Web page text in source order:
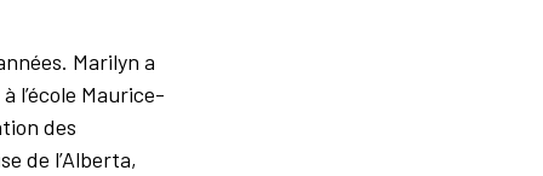
Marilyn a
l’école Maurice-
des
de l’Alberta,